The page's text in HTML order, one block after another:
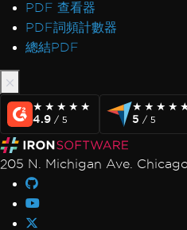
PDF 查看器
PDF詞頻計數器
總結PDF
★★★★★
★★★★★
4.9 / 5 5 / 5
205 N. Michigan Ave.